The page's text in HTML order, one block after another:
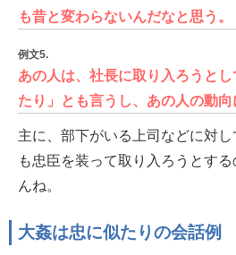
も昔と変わらないんだなと思う。
例文5.
あの人は、社長に取り入ろうと
たり」とも言うし、あの人の動向
主に、部下がいる上司などに対
も忠臣を装って取り入ろうとす
んね。
大姦は忠に似たりの会話例